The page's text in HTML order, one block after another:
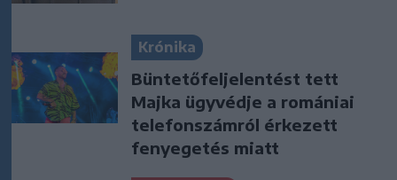
Krónika
Büntetőfeljelentést tett
Majka ügyvédje a romániai
telefonszámról érkezett
fenyegetés miatt